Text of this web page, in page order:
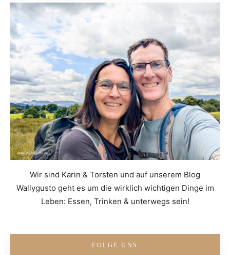
Wir sind Karin & Torsten und auf unserem Blog
Wallygusto geht es um die wirklich wichtigen Dinge im
Leben: Essen, Trinken & unterwegs sein!
FOLGE UNS